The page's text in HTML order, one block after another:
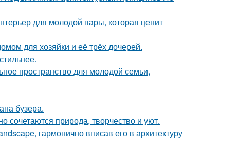
для молодой пары, которая ценит
для хозяйки и её трёх дочерей.
пространство для молодой семьи,
бузера.
сочетаются природа, творчество и уют.
гармонично вписав его в архитектуру